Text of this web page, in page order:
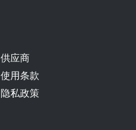
供应商
使用条款
隐私政策